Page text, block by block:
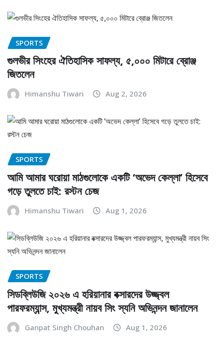
SPORTS
গুলভীর সিংহের ঐতিহাসিক সাফল্য, ৫,০০০ মিটারে ব্রোঞ্জ
জিতলেন
Himanshu Tiwari Aug 2, 2026
SPORTS
আমি আমার ঘরোয়া মাঠগুলোকে একটি ‘অভেদ কেল্লা’ হিসেবে
গড়ে তুলতে চাই: রস্টন চেজ
Himanshu Tiwari Aug 1, 2026
SPORTS
সিডব্লিউজি ২০২৬ এ হরিয়ানার বক্সারদের উজ্জ্বল
পারফরম্যান্স, মুখ্যমন্ত্রী নায়ব সিং স্যনি অভিনন্দন জানালেন
Ganpat Singh Chouhan Aug 1, 2026